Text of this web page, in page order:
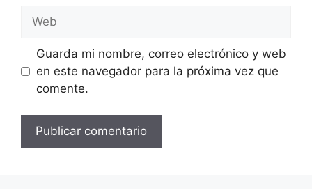
Guarda mi nombre, correo electrónico y web
en este navegador para la próxima vez que
comente.